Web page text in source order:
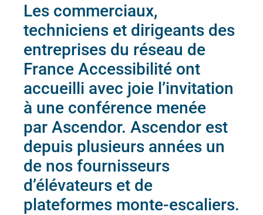
Les commerciaux,
techniciens et dirigeants des
entreprises du réseau de
France Accessibilité ont
accueilli avec joie l’invitation
à une conférence menée
par Ascendor. Ascendor est
depuis plusieurs années un
de nos fournisseurs
d’élévateurs et de
plateformes monte-escaliers.